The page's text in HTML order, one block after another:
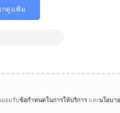
กดูแฟ้ม
อมรับข้อกำหนดในการให้บริการและนโยบา